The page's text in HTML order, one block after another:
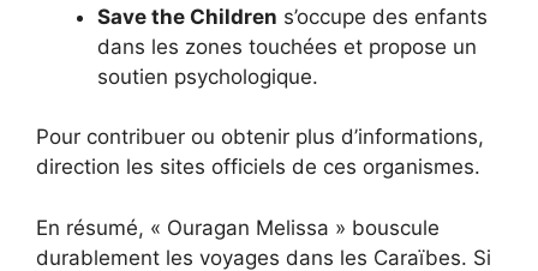
Save the Children s’occupe des enfants
dans les zones touchées et propose un
soutien psychologique.
Pour contribuer ou obtenir plus d’informations,
direction les sites officiels de ces organismes.
En résumé, « Ouragan Melissa » bouscule
durablement les voyages dans les Caraïbes. Si